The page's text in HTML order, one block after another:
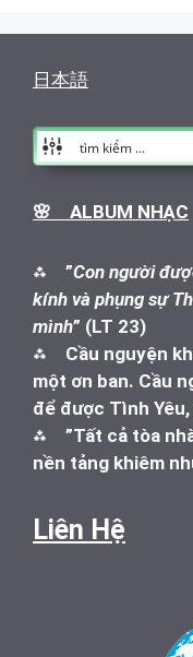
日本語
🌸 ALBUM NHẠC
⁂ ”Con người
kính và phụng sự
mình” (LT 23)
⁂ Cầu nguyện
một ơn ban. Cầu
để được Tình
⁂ ”Tất cả tòa
nền tảng khiêm
Liên Hệ